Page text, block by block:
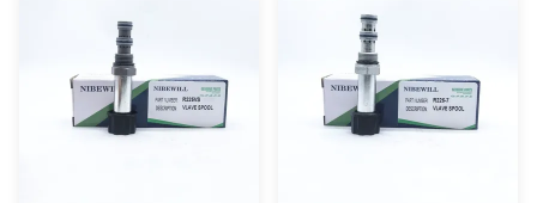
PART NUMBER SY55-10
SY60-10 Application 13MM
Quality Good quality and
normal quality Packaging
Details ...
excavator, and bulldozer parts
PART NUMBER SH200
SH210 SH240 SH280
Application SH200 SH210
SH240 SH280 Quality Good
quality ...